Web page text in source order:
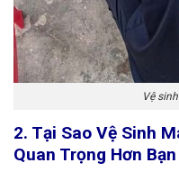
Vệ
2. Tại Sao Vệ Sinh
Quan Trọng Hơn